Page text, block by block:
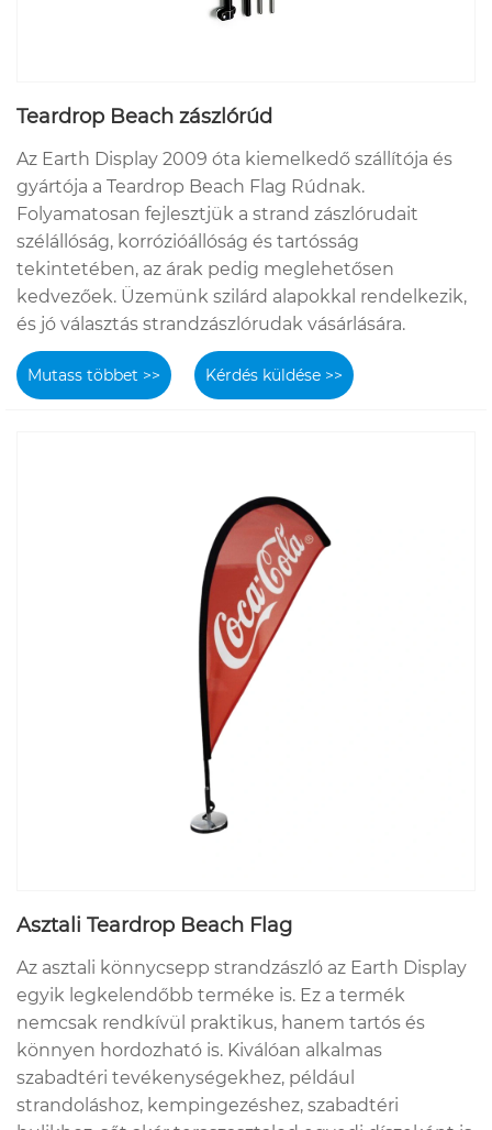
Teardrop Beach zászlórúd
Az Earth Display 2009 óta kiemelkedő szállítója és
gyártója a Teardrop Beach Flag Rúdnak.
Folyamatosan fejlesztjük a strand zászlórudait
szélállóság, korrózióállóság és tartósság
tekintetében, az árak pedig meglehetősen
kedvezőek. Üzemünk szilárd alapokkal rendelkezik,
és jó választás strandzászlórudak vásárlására.
Mutass többet >> Kérdés küldése >>
Asztali Teardrop Beach Flag
Az asztali könnycsepp strandzászló az Earth Display
egyik legkelendőbb terméke is. Ez a termék
nemcsak rendkívül praktikus, hanem tartós és
könnyen hordozható is. Kiválóan alkalmas
szabadtéri tevékenységekhez, például
strandoláshoz, kempingezéshez, szabadtéri